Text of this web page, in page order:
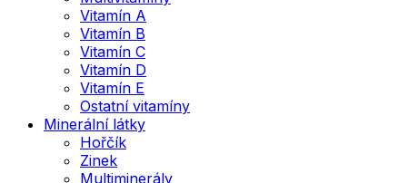
Vitamín A
Vitamín B
Vitamín C
Vitamín D
Vitamín E
Ostatní vitamíny
Minerální látky
Hořčík
Zinek
Multiminerály